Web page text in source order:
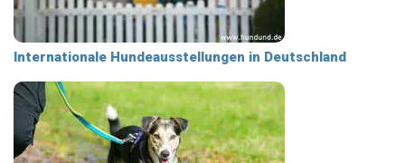
Internationale Hundeausstellungen in Deutschland